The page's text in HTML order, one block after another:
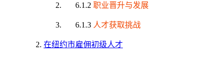
6.1.2 职业晋升与发展
6.1.3 人才获取挑战
在纽约市雇佣初级人才